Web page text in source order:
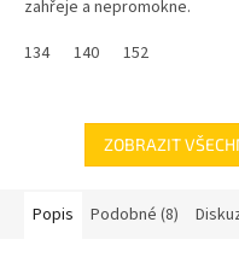
zahřeje a nepromokne.
134
140 152
ZOBRAZIT
Popis Podobné (8)